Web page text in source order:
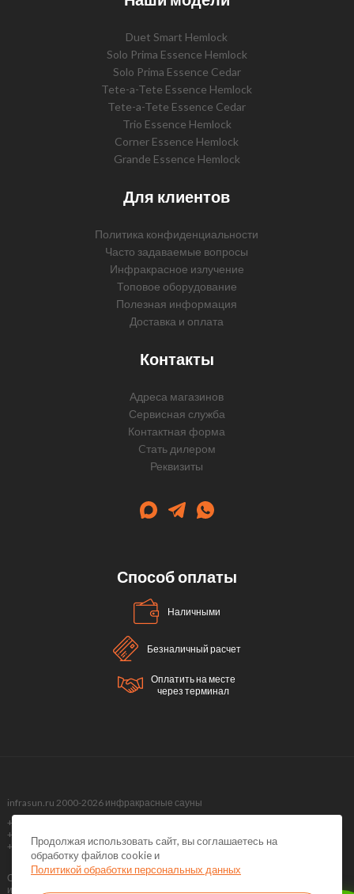
Duet Smart Hemlock
Solo Prima Essence Hemlock
Solo Prima Essence Cedar
Tete-a-Tete Essence Hemlock
Tete-a-Tete Essence Cedar
Trio Essence Hemlock
Corner Essence Hemlock
Grande Essence Hemlock
Для клиентов
Политика конфиденциальности
Часто задаваемые вопросы
Инфракрасное излучение
Топовое оборудование
Полезная информация
Доставка и оплата
Контакты
Адреса магазинов
Сервисная служба
Контактная форма
Cтать дилером
Реквизиты
Способ оплаты
Наличными
Безналичный расчет
Оплатить на месте
через терминал
infrasun.ru 2000-2026 инфракрасные сауны
+7 (499) 495-40-51,
+7 (499) 288-09-98 ,
+7 (495) 374-51-40
Обращаем Ваше внимание на то, что данный интернет-сайт носит
исключительно информационный характер и ни при каких условиях не
Продолжая использовать сайт, вы соглашаетесь на
обработку файлов cookie и
Политикой обработки персональных данных